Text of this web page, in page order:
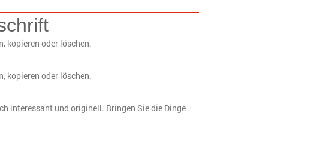
kopieren oder löschen.
kopieren oder löschen.
interessant und originell. Bringen Sie die Dinge